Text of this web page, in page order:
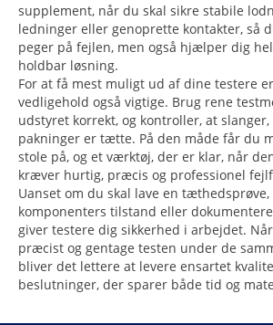
supplement, når du skal sikre stabile
ledninger eller genoprette kontakter, så
peger på fejlen, men også hjælper dig
holdbar løsning.
For at få mest muligt ud af dine testere
vedligehold også vigtige. Brug rene
udstyret korrekt, og kontroller, at
pakninger er tætte. På den måde får du
stole på, og et værktøj, der er klar, når
kræver hurtig, præcis og professionel
Uanset om du skal lave en
komponenters tilstand eller
giver testere dig sikkerhed i arbejdet.
præcist og gentage testen under de
bliver det lettere at levere ensartet
beslutninger, der sparer både tid og